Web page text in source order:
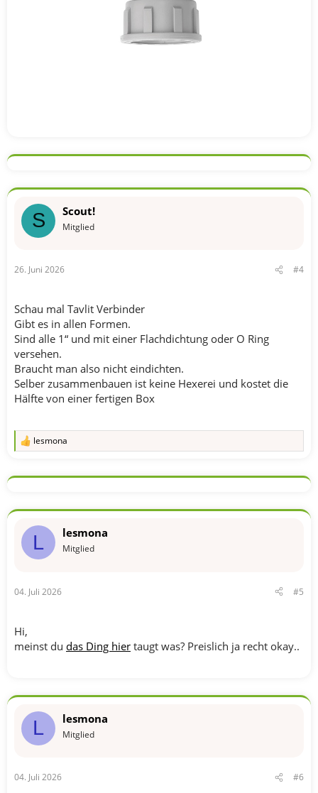
S Scout!
Mitglied
26. Juni 2026 #4
Schau mal Tavlit Verbinder
Gibt es in allen Formen.
Sind alle 1“ und mit einer Flachdichtung oder O Ring
versehen.
Braucht man also nicht eindichten.
Selber zusammenbauen ist keine Hexerei und kostet die
Hälfte von einer fertigen Box
R
k
o
e
n
lesmona
L lesmona
Mitglied
04. Juli 2026 #5
Hi,
meinst du das Ding hier taugt was? Preislich ja recht okay..
L lesmona
Mitglied
04. Juli 2026 #6